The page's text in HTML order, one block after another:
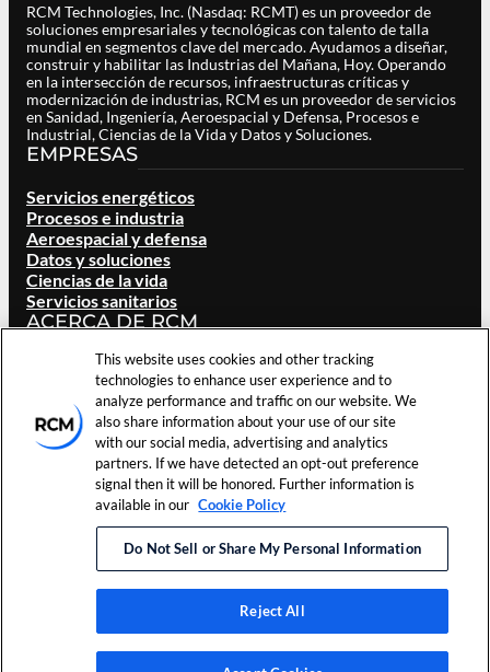
RCM Technologies, Inc. (Nasdaq: RCMT) es un proveedor de
soluciones empresariales y tecnológicas con talento de talla
mundial en segmentos clave del mercado. Ayudamos a diseñar,
construir y habilitar las Industrias del Mañana, Hoy. Operando
en la intersección de recursos, infraestructuras críticas y
modernización de industrias, RCM es un proveedor de servicios
en Sanidad, Ingeniería, Aeroespacial y Defensa, Procesos e
Industrial, Ciencias de la Vida y Datos y Soluciones.
EMPRESAS
Servicios energéticos
Procesos e industria
Aeroespacial y defensa
Datos y soluciones
Ciencias de la vida
Servicios sanitarios
ACERCA DE RCM
Visión general
Nuestra marca
Ubicaciones
Carreras
Inversores
Noticias y eventos
Recursos
Contacta con nosotros
RCM Technologies, Inc.
Todos los derechos reservados.
Preferencias
de cookies
LinkedIn
This website uses cookies and other tracking
technologies to enhance user experience and to
analyze performance and traffic on our website. We
also share information about your use of our site
with our social media, advertising and analytics
partners. If we have detected an opt-out preference
signal then it will be honored. Further information is
available in our Cookie Policy
Do Not Sell or Share My Personal Information
Reject All